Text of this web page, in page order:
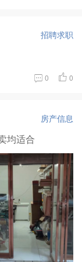
招聘求职
0 0
房产信息
均适合